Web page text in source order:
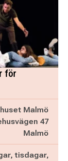
för
Malmö
47
Malmö
tisdagar,